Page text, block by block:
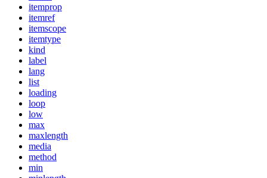
itemprop
itemref
itemscope
itemtype
kind
label
lang
list
loading
loop
low
max
maxlength
media
method
min